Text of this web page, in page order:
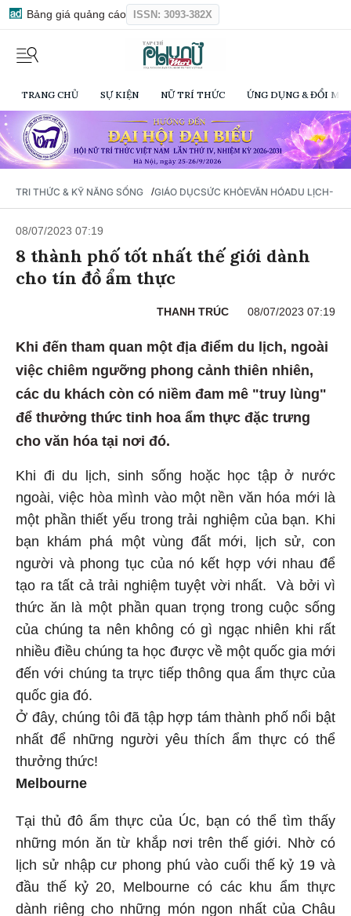
Bảng giá quảng cáo ISSN: 3093-382X
TRANG CHỦ SỰ KIỆN NỮ TRÍ THỨC ỨNG DỤNG & ĐỔI
TRI THỨC & KỸ NĂNG SỐNG /GIÁO DỤCSỨC KHỎEVĂN HÓADU LỊCH-
08/07/2023 07:19
8 thành phố tốt nhất thế giới dành
cho tín đồ ẩm thực
THANH TRÚC 08/07/2023 07:19
Khi đến tham quan một địa điểm du lịch, ngoài
việc chiêm ngưỡng phong cảnh thiên nhiên,
các du khách còn có niềm đam mê "truy lùng"
để thưởng thức tinh hoa ẩm thực đặc trưng
cho văn hóa tại nơi đó.
Khi đi du lịch, sinh sống hoặc học tập ở nước
ngoài, việc hòa mình vào một nền văn hóa mới là
một phần thiết yếu trong trải nghiệm của bạn. Khi
bạn khám phá một vùng đất mới, lịch sử, con
người và phong tục của nó kết hợp với nhau để
tạo ra tất cả trải nghiệm tuyệt vời nhất. Và bởi vì
thức ăn là một phần quan trọng trong cuộc sống
của chúng ta nên không có gì ngạc nhiên khi rất
nhiều điều chúng ta học được về một quốc gia mới
đến với chúng ta trực tiếp thông qua ẩm thực của
quốc gia đó.
Ở đây, chúng tôi đã tập hợp tám thành phố nổi bật
nhất để những người yêu thích ẩm thực có thể
thưởng thức!
Melbourne
Tại thủ đô ẩm thực của Úc, bạn có thể tìm thấy
những món ăn từ khắp nơi trên thế giới. Nhờ có
lịch sử nhập cư phong phú vào cuối thế kỷ 19 và
đầu thế kỷ 20, Melbourne có các khu ẩm thực
dành riêng cho những món ngon nhất của Châu